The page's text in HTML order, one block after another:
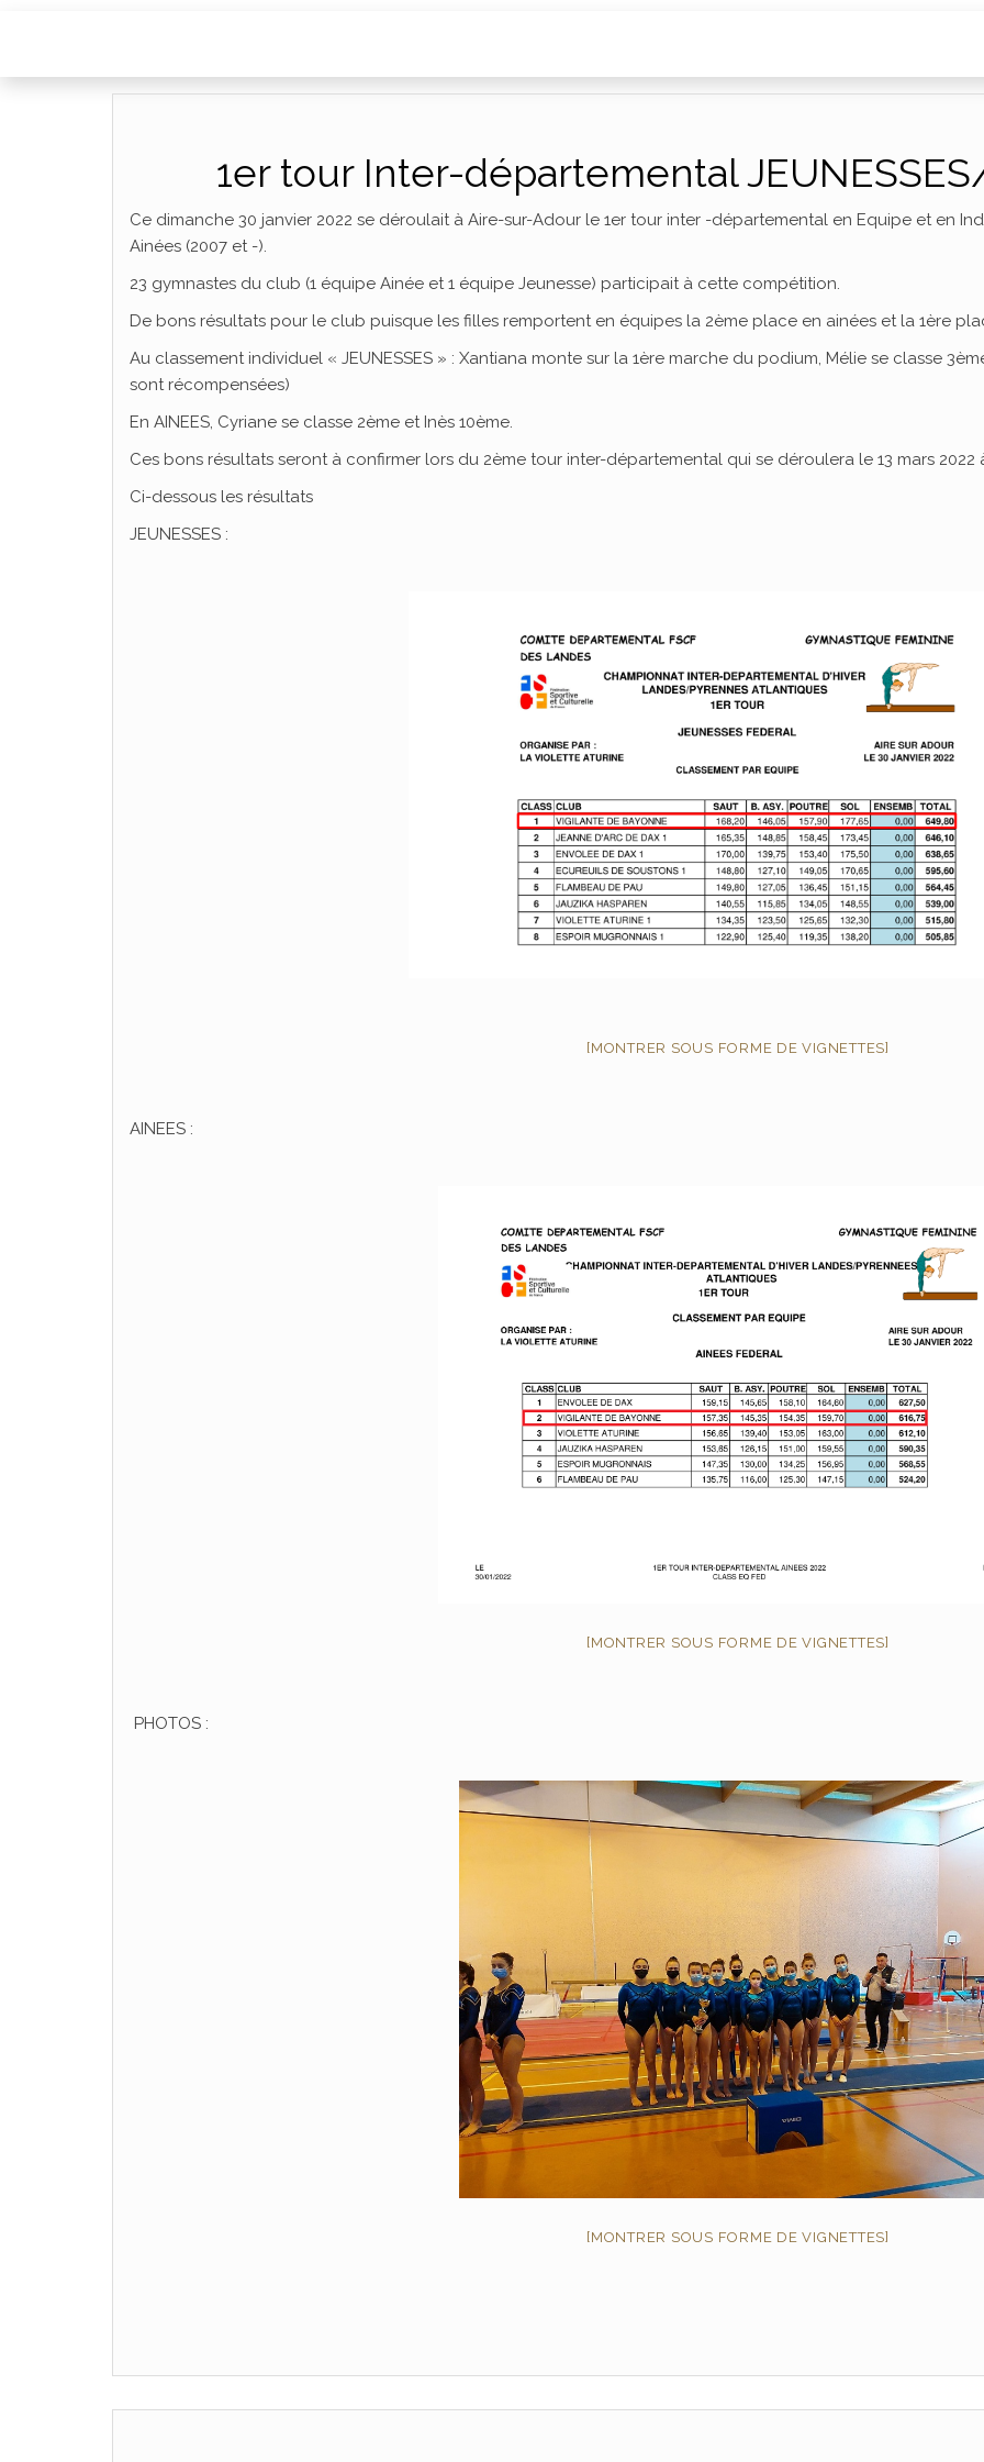
1er tour Inter-départemental
Ce dimanche 30 janvier 2022 se déroulait à Aire-sur-Adour le 1er tour inter -départemental en Equipe et en
Ainées (2007 et -).
23 gymnastes du club (1 équipe Ainée et 1 équipe Jeunesse) participait à cette compétition.
De bons résultats pour le club puisque les filles remportent en équipes la 2ème place en ainées et la 1ère
Au classement individuel « JEUNESSES » : Xantiana monte sur la 1ère marche du podium, Mélie se classe
sont récompensées)
En AINEES, Cyriane se classe 2ème et Inès 10ème.
Ces bons résultats seront à confirmer lors du 2ème tour inter-départemental qui se déroulera le 13 mars 2022
Ci-dessous les résultats
JEUNESSES :
[MONTRER SOUS FORME DE VIGNETTES]
AINEES :
[MONTRER SOUS FORME DE VIGNETTES]
PHOTOS :
[MONTRER SOUS FORME DE VIGNETTES]